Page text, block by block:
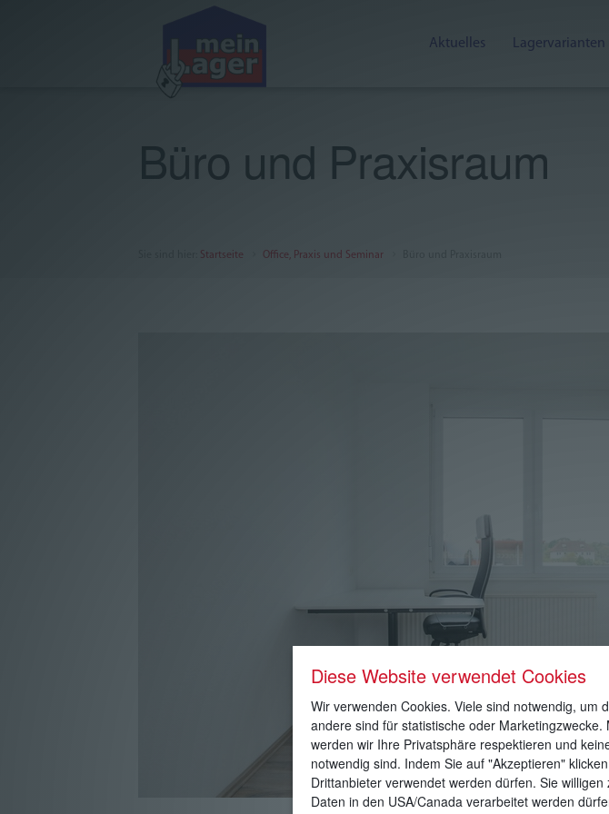
Aktuelles Lagervarianten
Lagervarianten
Büro und Praxisraum
Startseite Office, Praxis und Seminar
Diese Website verwendet Cookies
Wir verwenden Cookies. Viele sind notwendig, um
andere sind für statistische oder
werden wir Ihre Privatsphäre respektieren und
notwendig sind. Indem Sie auf "Akzeptieren"
Drittanbieter verwendet werden dürfen. Sie
Daten in den USA/Canada verarbeitet werden